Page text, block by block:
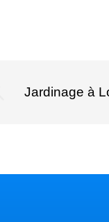
Jardinage à